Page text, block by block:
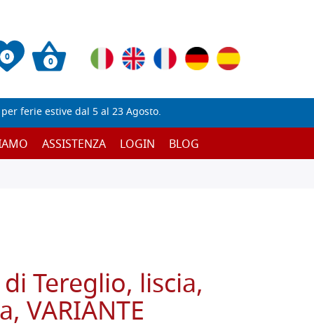
0 0
ferie estive dal 5 al 23 Agosto.
ASSISTENZA LOGIN BLOG
Tereglio, liscia,
VARIANTE